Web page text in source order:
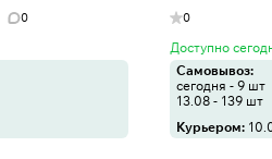
0 0
Доступно
Самовывоз:
сегодня - 9 шт
13.08 - 139 шт
Курьером: